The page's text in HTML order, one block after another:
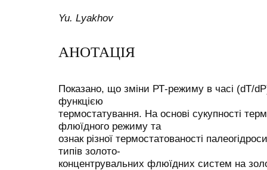
Yu. Lyakhov
АНОТАЦІЯ
Показано, що зміни РТ-режиму в часі (dT/
функцією
термостатування. На основі сукупності
флюїдного режиму та
ознак різної термостатованості
типів золото-
концентрувальних флюїдних систем на